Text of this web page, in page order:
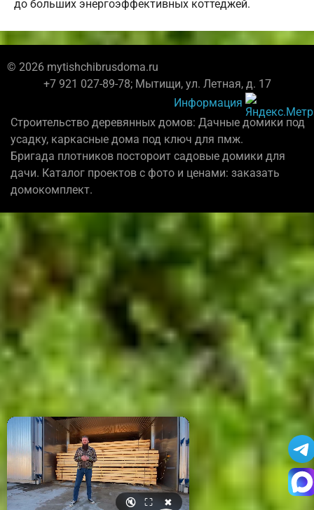
до больших энергоэффективных коттеджей.
© 2026 mytishchibrusdoma.ru
+7 921 027-89-78; Мытищи, ул. Летная, д. 17
Информация
Строительство деревянных домов: Дачные домики под
усадку, каркасные дома под ключ для пмж.
Бригада плотников постороит садовые домики для
дачи. Каталог проектов с фото и ценами: заказать
домокомплект.
🔇 ⛶ ✖